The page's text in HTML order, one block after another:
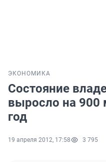
ЭКОНОМИКА
Состояние
выросло на 900
год
19 апреля 2012, 17:58 3 795